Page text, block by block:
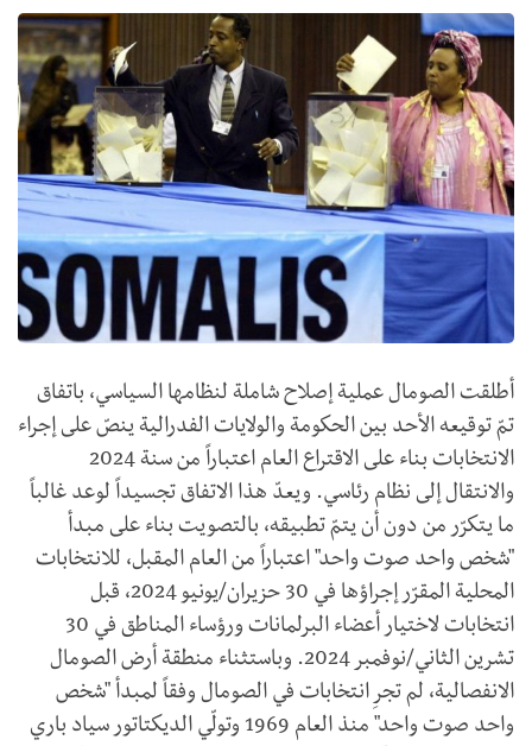
أطلقت الصومال عملية إصلاح شاملة لنظامها السياسي، باتفاق
تمّ توقيعه الأحد بين الحكومة والولايات الفدرالية ينصّ على إجراء
الانتخابات بناء على الاقتراع العام اعتباراً من سنة 2024
والانتقال إلى نظام رئاسي. ويعدّ هذا الاتفاق تجسيداً لوعد غالباً
ما يتكرّر من دون أن يتمّ تطبيقه، بالتصويت بناء على مبدأ
"شخص واحد صوت واحد" اعتباراً من العام المقبل، للانتخابات
المحلية المقرّر إجراؤها في 30 حزيران/يونيو 2024، قبل
انتخابات لاختيار أعضاء البرلمانات ورؤساء المناطق في 30
تشرين الثاني/نوفمبر 2024. وباستثناء منطقة أرض الصومال
الانفصالية، لم تجرِ انتخابات في الصومال وفقاً لمبدأ "شخص
واحد صوت واحد" منذ العام 1969 وتولّي الديكتاتور سياد باري